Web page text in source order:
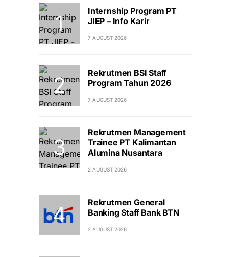
Internship Program PT
JIEP – Info Karir
7 AUGUST 2026
Rekrutmen BSI Staff
Program Tahun 2026
7 AUGUST 2026
Rekrutmen Management
Trainee PT Kalimantan
Alumina Nusantara
2 AUGUST 2026
Rekrutmen General
Banking Staff Bank BTN
2 AUGUST 2026